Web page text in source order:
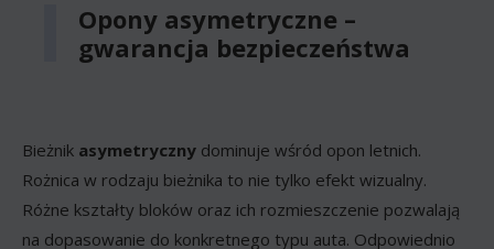
Opony asymetryczne –
gwarancja bezpieczeństwa
Bieżnik asymetryczny dominuje wśród opon letnich.
Rożnica w rodzaju bieżnika to nie tylko efekt wizualny.
Różne kształty bloków oraz ich rozmieszczenie pozwalają
na dopasowanie do konkretnego typu auta. Odpowiednio